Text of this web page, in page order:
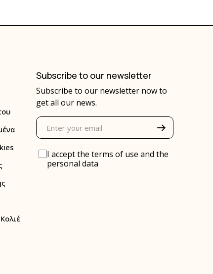
Subscribe to our newsletter
Subscribe to our newsletter now to
get all our news.
I accept the terms of use and the
personal data